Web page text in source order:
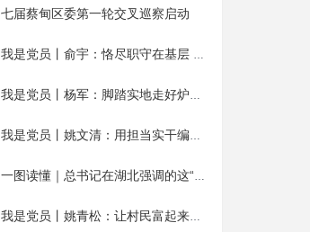
七届蔡甸区委第一轮交叉巡察启动
我是党员丨俞宇：恪尽职守在基层 真心为民
我是党员丨杨军：脚踏实地走好炉房村的“振
我是党员丨姚文清：用担当实干编织美丽乡村
一图读懂｜总书记在湖北强调的这“三大精神
我是党员丨姚青松：让村民富起来的才是最好